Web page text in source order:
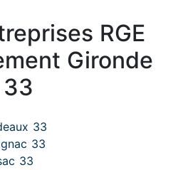
RGE
Gironde
33
33
33
33